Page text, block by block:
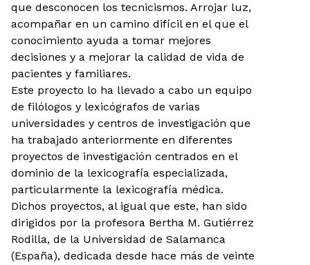
que desconocen los tecnicismos. Arrojar luz,
acompañar en un camino difícil en el que el
conocimiento ayuda a tomar mejores
decisiones y a mejorar la calidad de vida de
pacientes y familiares.
Este proyecto lo ha llevado a cabo un equipo
de filólogos y lexicógrafos de varias
universidades y centros de investigación que
ha trabajado anteriormente en diferentes
proyectos de investigación centrados en el
dominio de la lexicografía especializada,
particularmente la lexicografía médica.
Dichos proyectos, al igual que este, han sido
dirigidos por la profesora Bertha M. Gutiérrez
Rodilla, de la Universidad de Salamanca
(España), dedicada desde hace más de veinte